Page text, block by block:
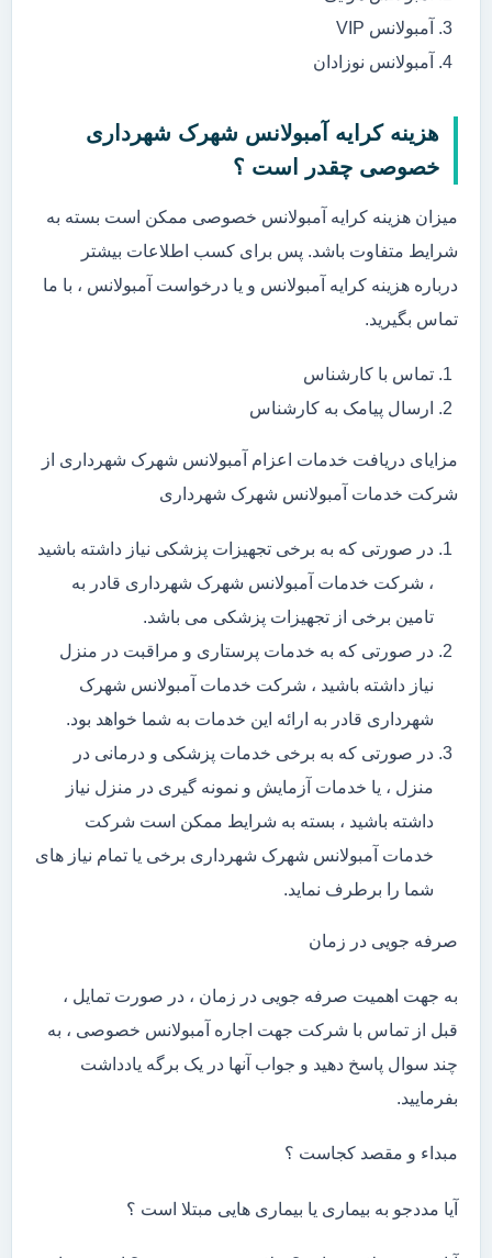
آمبولانس VIP
آمبولانس نوزادان
هزینه کرایه آمبولانس شهرک شهرداری
خصوصی چقدر است ؟
میزان هزینه کرایه آمبولانس خصوصی ممکن است بسته به
شرایط متفاوت باشد. پس برای کسب اطلاعات بیشتر
درباره هزینه کرایه آمبولانس و یا درخواست آمبولانس ، با ما
تماس بگیرید.
تماس با کارشناس
ارسال پیامک به کارشناس
مزایای دریافت خدمات اعزام آمبولانس شهرک شهرداری از
شرکت خدمات آمبولانس شهرک شهرداری
در صورتی که به برخی تجهیزات پزشکی نیاز داشته باشید
، شرکت خدمات آمبولانس شهرک شهرداری قادر به
تامین برخی از تجهیزات پزشکی می باشد.
در صورتی که به خدمات پرستاری و مراقبت در منزل
نیاز داشته باشید ، شرکت خدمات آمبولانس شهرک
شهرداری قادر به ارائه این خدمات به شما خواهد بود.
در صورتی که به برخی خدمات پزشکی و درمانی در
منزل ، یا خدمات آزمایش و نمونه گیری در منزل نیاز
داشته باشید ، بسته به شرایط ممکن است شرکت
خدمات آمبولانس شهرک شهرداری برخی یا تمام نیاز های
شما را برطرف نماید.
صرفه جویی در زمان
به جهت اهمیت صرفه جویی در زمان ، در صورت تمایل ،
قبل از تماس با شرکت جهت اجاره آمبولانس خصوصی ، به
چند سوال پاسخ دهید و جواب آنها در یک برگه یادداشت
بفرمایید.
مبداء و مقصد کجاست ؟
آیا مددجو به بیماری یا بیماری هایی مبتلا است ؟